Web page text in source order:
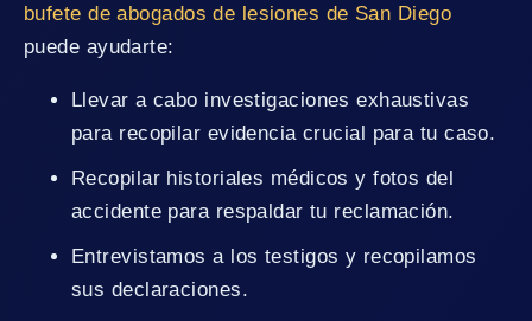
bufete de abogados de lesiones de San Diego
puede ayudarte:
Llevar a cabo investigaciones exhaustivas
para recopilar evidencia crucial para tu caso.
Recopilar historiales médicos y fotos del
accidente para respaldar tu reclamación.
Entrevistamos a los testigos y recopilamos
sus declaraciones.